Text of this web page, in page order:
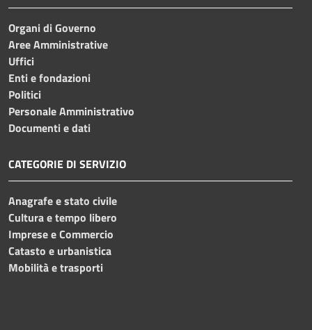
Organi di Governo
Aree Amministrative
Uffici
Enti e fondazioni
Politici
Personale Amministrativo
Documenti e dati
CATEGORIE DI SERVIZIO
Anagrafe e stato civile
Cultura e tempo libero
Imprese e Commercio
Catasto e urbanistica
Mobilità e trasporti